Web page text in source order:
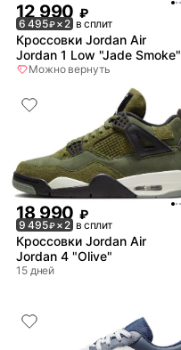
12 990 ₽
6 495₽× 2 в сплит
Кроссовки Jordan Air
Jordan 1 Low "Jade Smoke"
Можно вернуть
18 990 ₽
9 495₽× 2 в сплит
Кроссовки Jordan Air
Jordan 4 "Olive"
15 дней